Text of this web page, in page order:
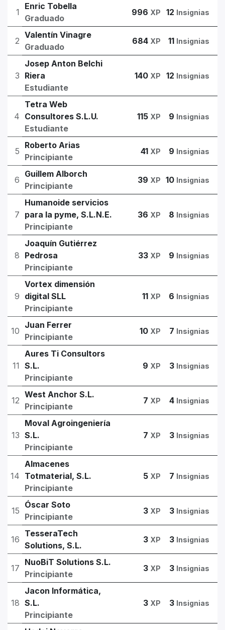
1
Enric Tobella
Graduado
996 XP 12 Insignias
2
Valentín Vinagre
Graduado
684 XP 11 Insignias
3
Josep Anton Belchi
Riera
Estudiante
140 XP 12 Insignias
4
Tetra Web
Consultores S.L.U.
Estudiante
115 XP 9 Insignias
5
Roberto Arias
Principiante
41 XP 9 Insignias
6
Guillem Alborch
Principiante
39 XP 10 Insignias
7
Humanoide servicios
para la pyme, S.L.N.E.
Principiante
36 XP 8 Insignias
8
Joaquín Gutiérrez
Pedrosa
Principiante
33 XP 9 Insignias
9
Vortex dimensión
digital SLL
Principiante
11 XP 6 Insignias
10
Juan Ferrer
Principiante
10 XP 7 Insignias
11
Aures Ti Consultors
S.L.
Principiante
9 XP 3 Insignias
12
West Anchor S.L.
Principiante
7 XP 4 Insignias
13
Moval Agroingeniería
S.L.
Principiante
7 XP 3 Insignias
14
Almacenes
Totmaterial, S.L.
Principiante
5 XP 7 Insignias
15
Óscar Soto
Principiante
3 XP 3 Insignias
16
TesseraTech
Solutions, S.L.
3 XP 3 Insignias
17
NuoBiT Solutions S.L.
Principiante
3 XP 3 Insignias
18
Jacon Informática,
S.L.
Principiante
3 XP 3 Insignias